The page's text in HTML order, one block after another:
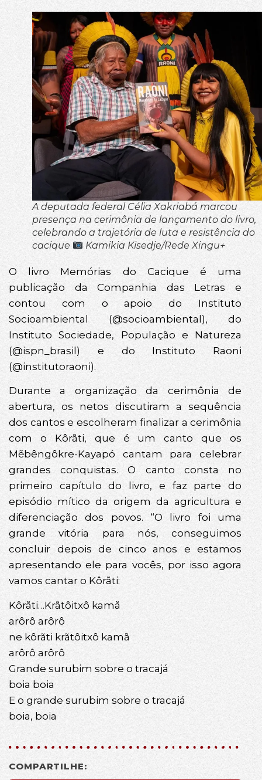
A deputada federal Célia Xakriabá marcou
presença na cerimônia de lançamento do livro,
celebrando a trajetória de luta e resistência do
cacique
Kamikia Kisedje/Rede Xingu+
O livro Memórias do Cacique é uma
publicação da Companhia das Letras e
contou com o apoio do Instituto
Socioambiental (@socioambiental), do
Instituto Sociedade, População e Natureza
(@ispn_brasil) e do Instituto Raoni
(@institutoraoni).
Durante a organização da cerimônia de
abertura, os netos discutiram a sequência
dos cantos e escolheram finalizar a cerimônia
com o Kôrãti, que é um canto que os
Mẽbêngôkre-Kayapó cantam para celebrar
grandes conquistas. O canto consta no
primeiro capítulo do livro, e faz parte do
episódio mítico da origem da agricultura e
diferenciação dos povos. “O livro foi uma
grande vitória para nós, conseguimos
concluir depois de cinco anos e estamos
apresentando ele para vocês, por isso agora
vamos cantar o Kôrãti:
Kôrãti…Krãtôitxô kamã
arôrô arôrô
ne kôrãti krãtôitxô kamã
arôrô arôrô
Grande surubim sobre o tracajá
boia boia
E o grande surubim sobre o tracajá
boia, boia
COMPARTILHE: